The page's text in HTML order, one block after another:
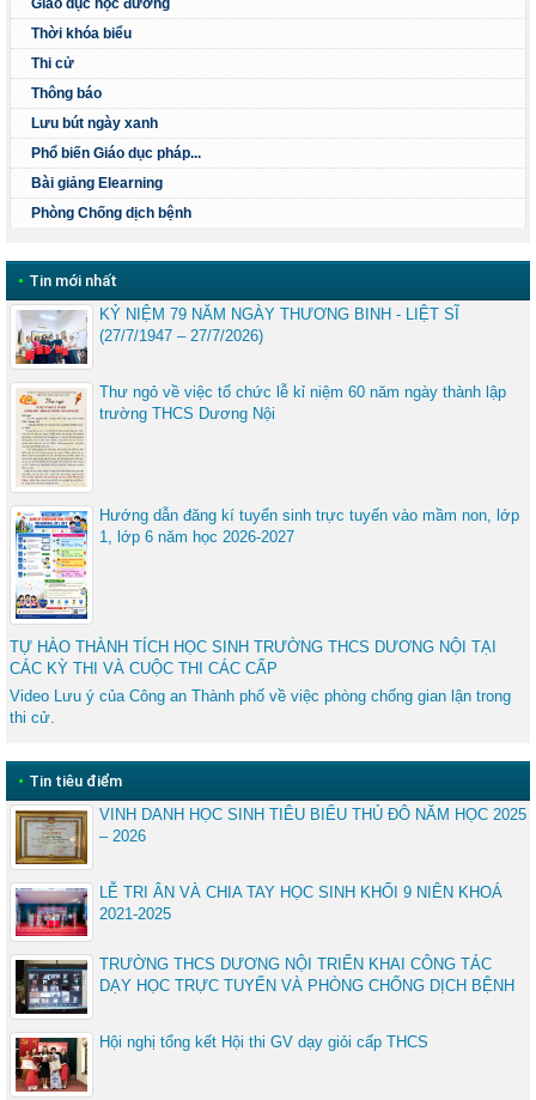
Thời khóa biểu
Thi cử
Thông báo
Lưu bút ngày xanh
Phổ biến Giáo dục pháp...
Bài giảng Elearning
Phòng Chống dịch bệnh
• Tin mới nhất
KỶ NIỆM 79 NĂM NGÀY THƯƠNG BINH - LIỆT SĨ
(27/7/1947 – 27/7/2026)
Thư ngỏ về việc tổ chức lễ kỉ niệm 60 năm ngày thành lập
trường THCS Dương Nội
Hướng dẫn đăng kí tuyển sinh trực tuyến vào mầm non, lớp
1, lớp 6 năm học 2026-2027
TỰ HÀO THÀNH TÍCH HỌC SINH TRƯỜNG THCS DƯƠNG NỘI TẠI
CÁC KỲ THI VÀ CUỘC THI CÁC CẤP
Video Lưu ý của Công an Thành phố về việc phòng chống gian lận trong
thi cử.
• Tin tiêu điểm
VINH DANH HỌC SINH TIÊU BIỂU THỦ ĐÔ NĂM HỌC 2025
– 2026
LỄ TRI ÂN VÀ CHIA TAY HỌC SINH KHỐI 9 NIÊN KHOÁ
2021-2025
TRƯỜNG THCS DƯƠNG NỘI TRIỂN KHAI CÔNG TÁC
DẠY HỌC TRỰC TUYẾN VÀ PHÒNG CHỐNG DỊCH BỆNH
Hội nghị tổng kết Hội thi GV dạy giỏi cấp THCS